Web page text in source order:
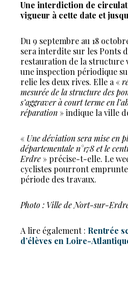
Une interdiction de
vigueur à cette date et
Du 9 septembre au 18
sera interdite sur les Ponts
restauration de la structure
une inspection périodique
relie les deux rives. Elle a «
mesurée de la structure des
s’aggraver à court terme en
réparation » indique la ville
« Une déviation sera mise en
départementale n°178 et le
Erdre » précise-t-elle. Le
cyclistes pourront
période des travaux.
Photo : Ville de Nort-sur-
A lire également : Rentrée
d’élèves en Loire-